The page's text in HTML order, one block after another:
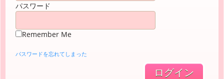
パスワード
Remember Me
パスワードを忘れてしまった